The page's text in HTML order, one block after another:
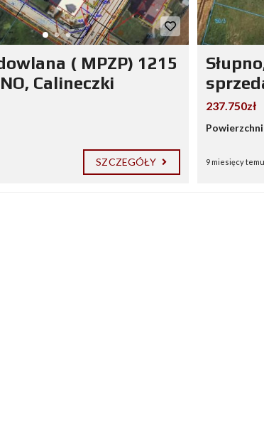
( MPZP) 1215
Calineczki
SZCZEGÓŁY
237.750zł
9 miesięcy temu